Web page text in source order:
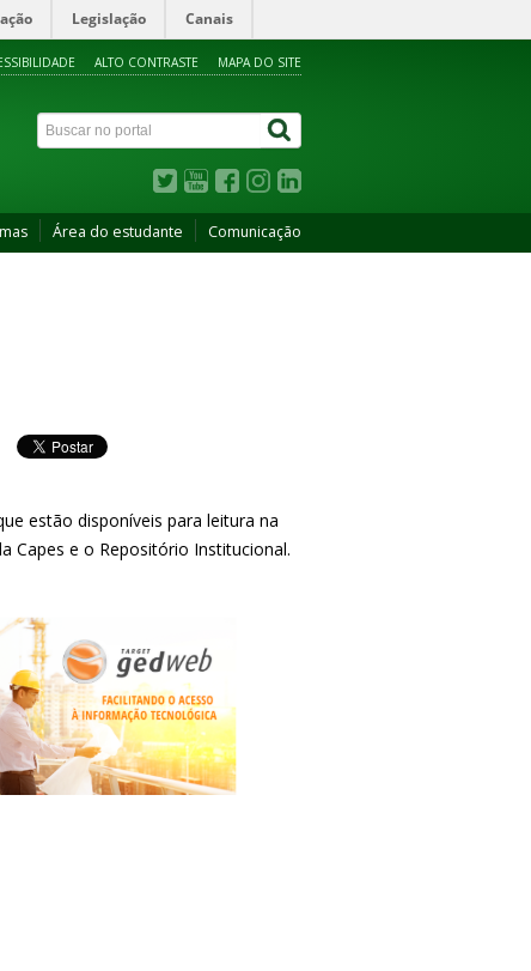
Legislação Canais
ALTO CONTRASTE MAPA DO SITE
Área do estudante Comunicação
estão disponíveis para leitura na
Capes e o Repositório Institucional.